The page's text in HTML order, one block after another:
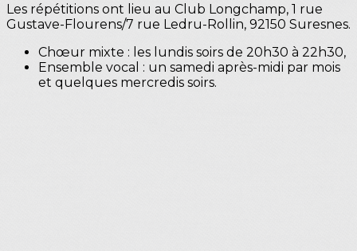
Les répétitions ont lieu au Club Longchamp, 1 rue
Gustave-Flourens/7 rue Ledru-Rollin, 92150 Suresnes.
Chœur mixte : les lundis soirs de 20h30 à 22h30,
Ensemble vocal : un samedi après-midi par mois
et quelques mercredis soirs.